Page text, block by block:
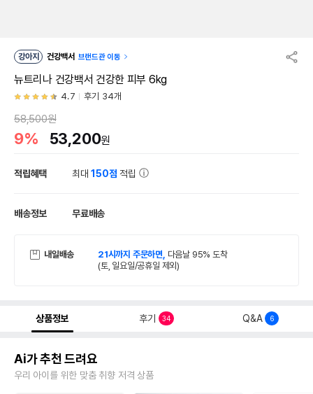
강아지 건강백서 브랜드관 이동
뉴트리나 건강백서 건강한 피부 6kg
4.7 후기 34개
58,500원
9% 53,200원
적립혜택 최대150점 적립
배송정보 무료배송
내일배송 21시까지 주문하면, 다음날 95% 도착
(토, 일요일/공휴일 제외)
상품정보 후기 34 Q&A 6
Ai가 추천 드려요
우리 아이를 위한 맞춤 취향 저격 상품